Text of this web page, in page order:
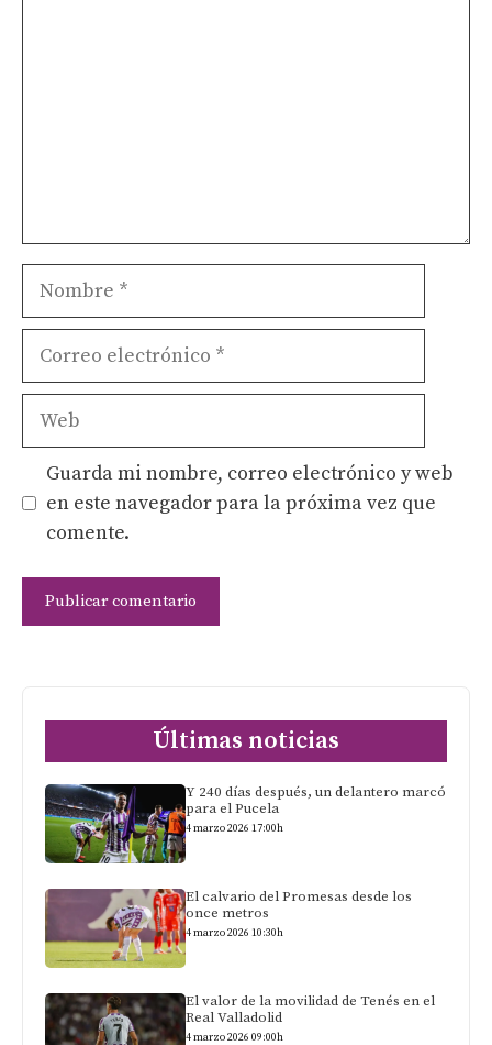
Nombre
Guarda mi nombre, correo electrónico y web
en este navegador para la próxima vez que
comente.
Últimas noticias
Y 240 días después, un delantero marcó
para el Pucela
4 marzo 2026 17:00h
El calvario del Promesas desde los
once metros
4 marzo 2026 10:30h
El valor de la movilidad de Tenés en el
Real Valladolid
4 marzo 2026 09:00h